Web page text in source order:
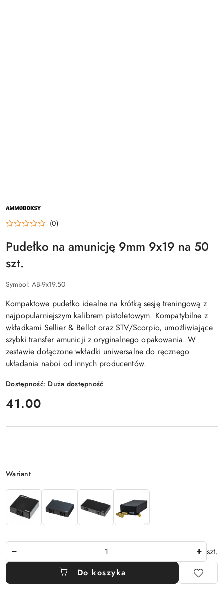
NAZWA
PRODUCENTA:
AMMOBOKSY (0)
Pudełko na amunicję 9mm 9x19 na 50
szt.
Symbol: AB-9x19.50
Kompaktowe pudełko idealne na krótką sesję treningową z
najpopularniejszym kalibrem pistoletowym. Kompatybilne z
wkładkami Sellier & Bellot oraz STV/Scorpio, umożliwiające
szybki transfer amunicji z oryginalnego opakowania. W
zestawie dołączone wkładki uniwersalne do ręcznego
układania naboi od innych producentów.
Dostępność: Duża dostępność
cena:
41.00
Wariant
Wariant
szt.
Do koszyka